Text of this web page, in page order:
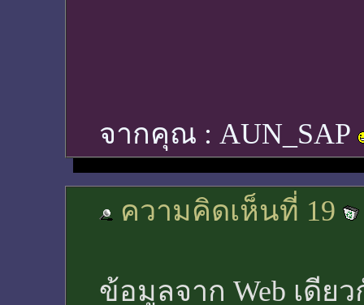
จากคุณ : AUN_SAP
ความคิดเห็นที่ 19
ข้อมูลจาก Web เดีย